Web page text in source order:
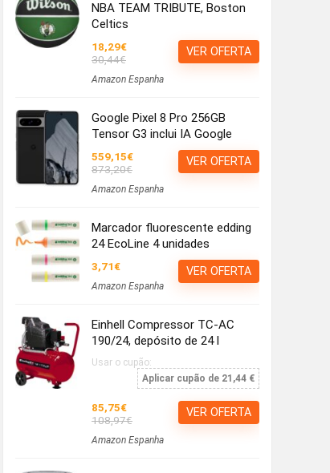
NBA TEAM TRIBUTE, Boston
Celtics
18,29€
30,44€
Amazon Espanha
VER OFERTA
Google Pixel 8 Pro 256GB
Tensor G3 inclui IA Google
559,15€
873,20€
Amazon Espanha
VER OFERTA
Marcador fluorescente edding
24 EcoLine 4 unidades
3,71€
Amazon Espanha
VER OFERTA
Einhell Compressor TC-AC
190/24, depósito de 24 l
Usar o cupão:
Aplicar cupão de 21,44 €
85,75€
108,97€
Amazon Espanha
VER OFERTA